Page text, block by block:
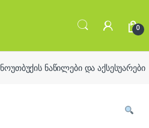
0
ნოუთბუქის ნაწილები და აქსესუარები